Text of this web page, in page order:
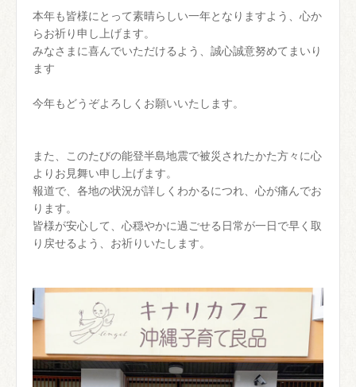
本年も皆様にとって素晴らしい一年となりますよう、心か
らお祈り申し上げます。
みなさまに喜んでいただけるよう、誠心誠意努めてまいり
ます
今年もどうぞよろしくお願いいたします。
また、このたびの能登半島地震で被災されたかた方々に心
よりお見舞い申し上げます。
報道で、各地の状況が詳しくわかるにつれ、心が痛んでお
ります。
皆様が安心して、心穏やかに過ごせる日常が一日で早く取
り戻せるよう、お祈りいたします。